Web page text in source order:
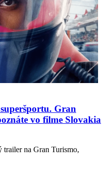
Gran
vo filme Slovakia
na Gran Turismo,